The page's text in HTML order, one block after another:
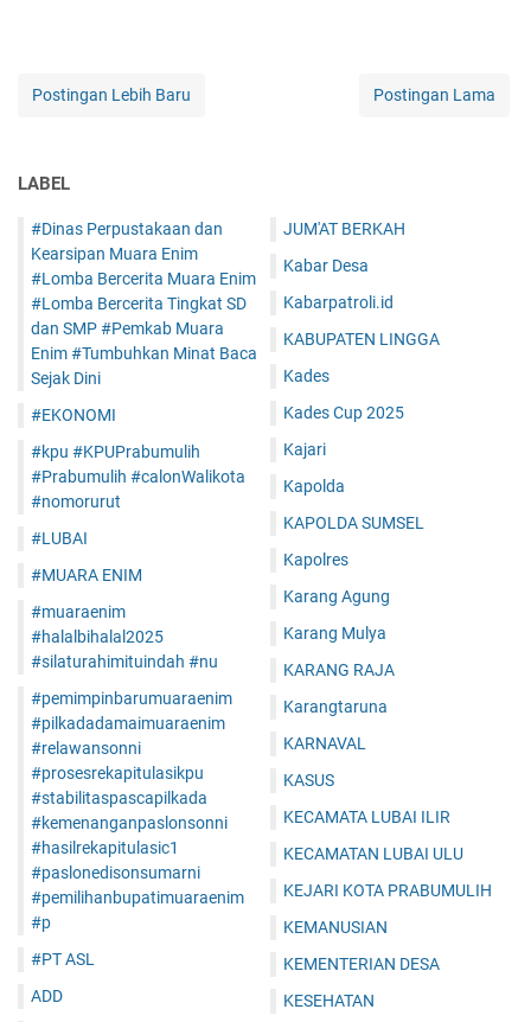
Postingan Lebih Baru Postingan Lama
LABEL
#Dinas Perpustakaan dan
Kearsipan Muara Enim
#Lomba Bercerita Muara Enim
#Lomba Bercerita Tingkat SD
dan SMP #Pemkab Muara
Enim #Tumbuhkan Minat Baca
Sejak Dini
#EKONOMI
#kpu #KPUPrabumulih
#Prabumulih #calonWalikota
#nomorurut
#LUBAI
#MUARA ENIM
#muaraenim
#halalbihalal2025
#silaturahimituindah #nu
#pemimpinbarumuaraenim
#pilkadadamaimuaraenim
#relawansonni
#prosesrekapitulasikpu
#stabilitaspascapilkada
#kemenanganpaslonsonni
#hasilrekapitulasic1
#paslonedisonsumarni
#pemilihanbupatimuaraenim
#p
#PT ASL
ADD
JUM'AT BERKAH
Kabar Desa
Kabarpatroli.id
KABUPATEN LINGGA
Kades
Kades Cup 2025
Kajari
Kapolda
KAPOLDA SUMSEL
Kapolres
Karang Agung
Karang Mulya
KARANG RAJA
Karangtaruna
KARNAVAL
KASUS
KECAMATA LUBAI ILIR
KECAMATAN LUBAI ULU
KEJARI KOTA PRABUMULIH
KEMANUSIAN
KEMENTERIAN DESA
KESEHATAN